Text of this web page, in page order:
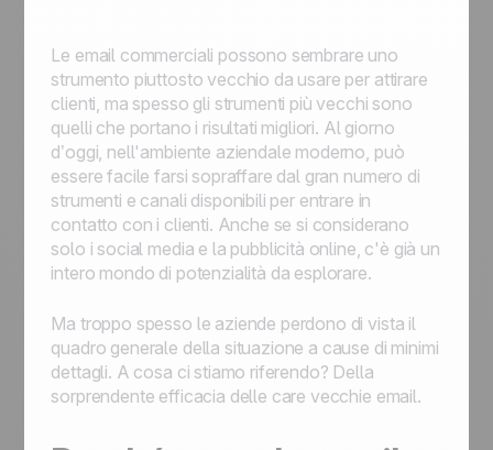
Le email commerciali possono sembrare uno
strumento piuttosto vecchio da usare per attirare
clienti, ma spesso gli strumenti più vecchi sono
quelli che portano i risultati migliori. Al giorno
d’oggi, nell'ambiente aziendale moderno, può
essere facile farsi sopraffare dal gran numero di
strumenti e canali disponibili per entrare in
contatto con i clienti. Anche se si considerano
solo i social media e la pubblicità online, c'è già un
intero mondo di potenzialità da esplorare.
Ma troppo spesso le aziende perdono di vista il
quadro generale della situazione a cause di minimi
dettagli. A cosa ci stiamo riferendo? Della
sorprendente efficacia delle care vecchie email.